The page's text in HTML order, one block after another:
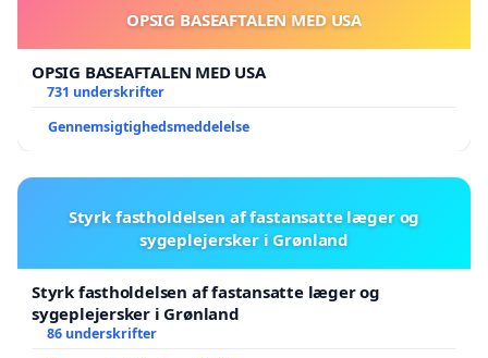
OPSIG BASEAFTALEN MED USA
OPSIG BASEAFTALEN MED USA
731 underskrifter
Gennemsigtighedsmeddelelse
Styrk fastholdelsen af fastansatte læger og
sygeplejersker i Grønland
Styrk fastholdelsen af fastansatte læger og
sygeplejersker i Grønland
86 underskrifter